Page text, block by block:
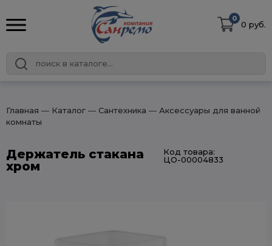
0
0 руб.
Главная ― Каталог ― Сантехника ― Аксессуары для ванной
комнаты
Держатель стакана
хром
Код товара:
ЦО-00004833